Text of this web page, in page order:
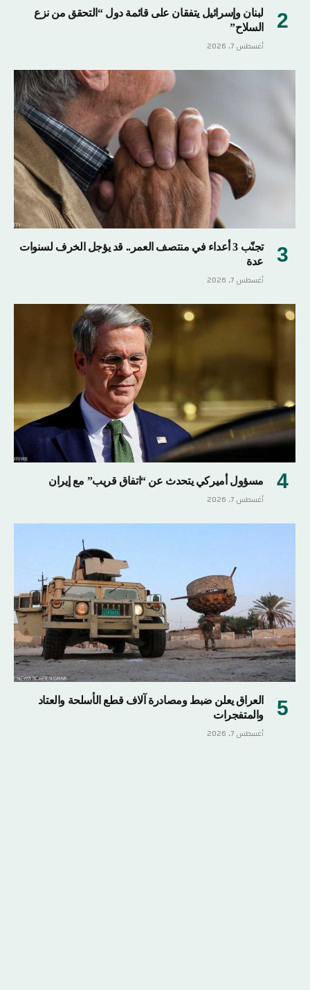
لبنان وإسرائيل يتفقان على قائمة دول “التحقق من نزع
السلاح”
أغسطس 7, 2026
تجنّب 3 أعداء في منتصف العمر.. قد يؤجل الخرف لسنوات
عدة
أغسطس 7, 2026
مسؤول أميركي يتحدث عن “اتفاق قريب” مع إيران
أغسطس 7, 2026
العراق يعلن ضبط ومصادرة آلاف قطع الأسلحة والعتاد
والمتفجرات
أغسطس 7, 2026